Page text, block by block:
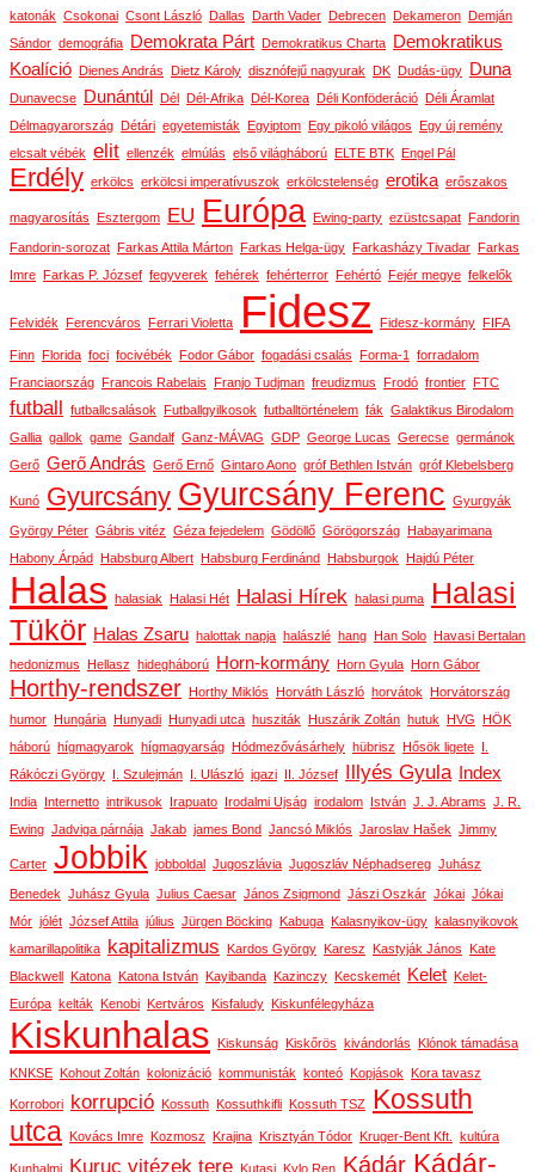
katonák Csokonai Csont László Dallas Darth Vader Debrecen Dekameron
Demján
Sándor demográfia Demokrata Párt Demokratikus Charta
Demokratikus
Koalíció
Dienes András Dietz Károly disznófejű nagyurak DK Dudás-ügy Duna
Dunavecse Dunántúl Dél Dél-Afrika Dél-Korea Déli Konföderáció
Déli Áramlat
Délmagyarország
Détári egyetemisták Egyiptom Egy pikoló világos
Egy új remény
elcsalt vébék elit ellenzék elmúlás első világháború ELTE BTK Engel Pál
Erdély erkölcs erkölcsi imperatívuszok erkölcstelenség erotika erőszakos
magyarosítás Esztergom EU Európa Ewing-party ezüstcsapat Fandorin
Fandorin-sorozat Farkas Attila Márton Farkas Helga-ügy Farkasházy Tivadar
Farkas
Imre
Farkas P. József fegyverek fehérek fehérterror Fehértó Fejér megye felkelők
Felvidék Ferencváros Ferrari Violetta Fidesz Fidesz-kormány FIFA
Finn Florida foci focivébék Fodor Gábor fogadási csalás Forma-1 forradalom
Franciaország
Francois Rabelais Franjo Tudjman freudizmus Frodó frontier FTC
futball futballcsalások Futballgyilkosok futballtörténelem fák Galaktikus Birodalom
Gallia gallok game Gandalf Ganz-MÁVAG GDP George Lucas Gerecse germánok
Gerő Gerő András Gerő Ernő Gintaro Aono gróf Bethlen István gróf Klebelsberg
Kunó Gyurcsány Gyurcsány Ferenc Gyurgyák
György Péter Gábris vitéz Géza fejedelem Gödöllő Görögország
Habayarimana
Habony Árpád
Habsburg Albert Habsburg Ferdinánd Habsburgok Hajdú Péter
Halas halasiak Halasi Hét Halasi Hírek halasi puma
Halasi
Tükör Halas Zsaru halottak napja halászlé hang Han Solo
Havasi Bertalan
hedonizmus
Hellasz hidegháború Horn-kormány Horn Gyula Horn Gábor
Horthy-rendszer Horthy Miklós Horváth László horvátok
Horvátország
humor
Hungária Hunyadi Hunyadi utca husziták Huszárik Zoltán hutuk HVG
HÖK
háború hígmagyarok hígmagyarság Hódmezővásárhely hübrisz Hősök ligete
I.
Rákóczi György
I. Szulejmán I. Ulászló igazi II. József Illyés Gyula Index
India Internetto intrikusok Irapuato Irodalmi Ujság irodalom István J. J. Abrams J. R.
Ewing Jadviga párnája Jakab james Bond Jancsó Miklós Jaroslav Hašek Jimmy
Carter Jobbik jobboldal Jugoszlávia Jugoszláv Néphadsereg Juhász
Benedek Juhász Gyula Julius Caesar János Zsigmond Jászi Oszkár Jókai Jókai
Mór jólét József Attila július Jürgen Böcking Kabuga Kalasnyikov-ügy kalasnyikovok
kamarillapolitika kapitalizmus Kardos György Karesz Kastyják János
Kate
Blackwell
Katona Katona István Kayibanda Kazinczy Kecskemét Kelet
Kelet-
Európa kelták Kenobi Kertváros Kisfaludy Kiskunfélegyháza
Kiskunhalas Kiskunság Kiskőrös kivándorlás Klónok támadása
KNKSE Kohout Zoltán kolonizáció kommunisták konteó Kopjások Kora tavasz
Korrobori korrupció Kossuth Kossuthkifli Kossuth TSZ Kossuth
utca
Kovács Imre Kozmosz Krajina Krisztyán Tódor Kruger-Bent Kft. kultúra
Kunhalmi Kuruc vitézek tere Kutasi Kylo Ren Kádár Kádár-